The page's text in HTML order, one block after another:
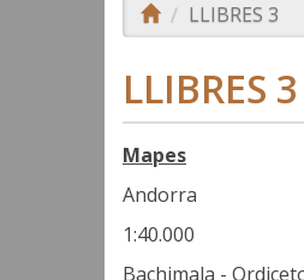
LLIBRES 3
LLIBRES 3
Mapes
Andorra
1:40.000
Bachimala -